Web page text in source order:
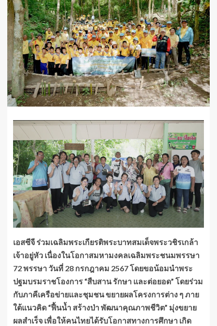
เอสซีจี ร่วมเฉลิมพระเกียรติพระบาทสมเด็จพระวชิรเกล้า
เจ้าอยู่หัว เนื่องในโอกาสมหามงคลเฉลิมพระชนมพรรษา
72 พรรษา วันที่ 28 กรกฎาคม 2567 โดยขอน้อมนำพระ
ปฐมบรมราชโองการ “สืบสาน รักษา และต่อยอด” โดยร่วม
กับภาคีเครือข่ายและชุมชน ขยายผลโครงการต่าง ๆ ภาย
ใต้แนวคิด “ฟื้นน้ำ สร้างป่า พัฒนาคุณภาพชีวิต” มุ่งขยาย
ผลสำเร็จ เพื่อให้คนไทยได้รับโอกาสทางการศึกษา เกิด